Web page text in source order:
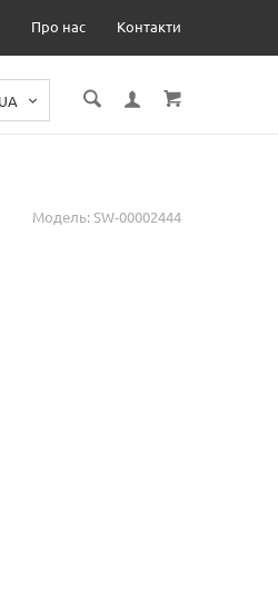
Про нас Контакти
Модель: SW-00002444